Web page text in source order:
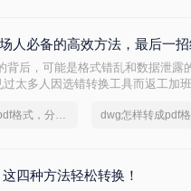
人必备的高效方法，最后一招
背后，可能是格式错乱和数据泄露
太多人因选错转换工具而返工加班
如何将cad转成pdf格式，分享一种简单的方法 dwg怎样转成pdf
四种方法轻松转换！